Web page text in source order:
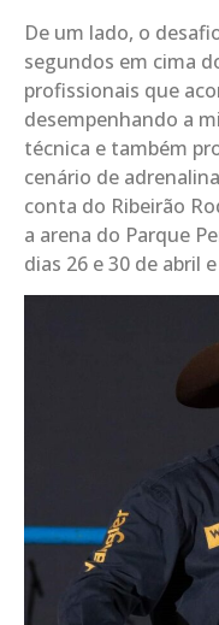
De um lado, o
segundos em cima
profissionais que
desempenhando a
técnica e também
cenário de
conta do Ribeirão
a arena do Parque
dias 26 e 30 de abril